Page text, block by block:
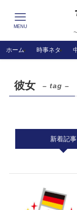
MENU
ホーム 時事ネタ
彼女 – tag –
新着記事